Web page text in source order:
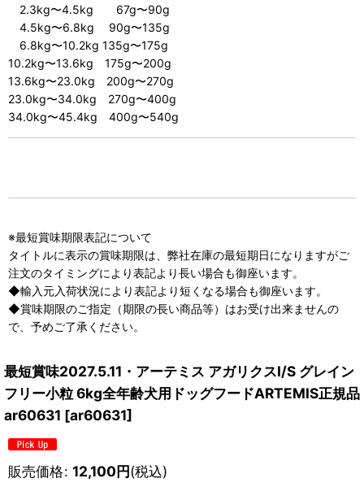
2.3kg〜4.5kg 67g〜90g
4.5kg〜6.8kg 90g〜135g
6.8kg〜10.2kg 135g〜175g
10.2kg〜13.6kg 175g〜200g
13.6kg〜23.0kg 200g〜270g
23.0kg〜34.0kg 270g〜400g
34.0kg〜45.4kg 400g〜540g
※最短賞味期限表記について
タイトルに表示の賞味期限は、弊社在庫の最短期日になりますがご
注文のタイミングにより表記より長い場合も御座います。
◆輸入元入荷状況により表記より短くなる場合も御座います。
◆賞味期限のご指定（期限の長い商品等）はお受け出来ませんの
で、予めご了承ください。
最短賞味2027.5.11・アーテミス アガリクスI/S グレイン
フリー小粒 6kg全年齢犬用ドッグフードARTEMIS正規品
ar60631 [ar60631]
販売価格: 12,100円(税込)